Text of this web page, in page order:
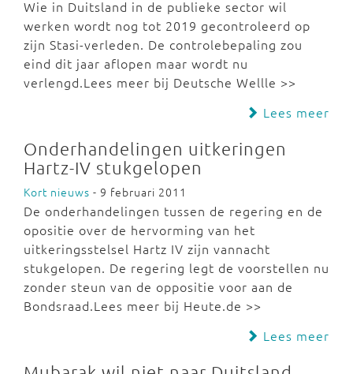
Wie in Duitsland in de publieke sector wil
werken wordt nog tot 2019 gecontroleerd op
zijn Stasi-verleden. De controlebepaling zou
eind dit jaar aflopen maar wordt nu
verlengd.Lees meer bij Deutsche Wellle >>
Lees meer
Onderhandelingen uitkeringen
Hartz-IV stukgelopen
Kort nieuws - 9 februari 2011
De onderhandelingen tussen de regering en de
opositie over de hervorming van het
uitkeringsstelsel Hartz IV zijn vannacht
stukgelopen. De regering legt de voorstellen nu
zonder steun van de oppositie voor aan de
Bondsraad.Lees meer bij Heute.de >>
Lees meer